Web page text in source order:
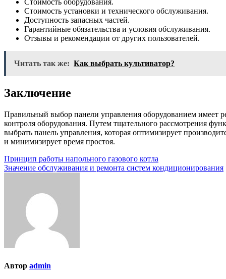
Стоимость оборудования.
Стоимость установки и технического обслуживания.
Доступность запасных частей.
Гарантийные обязательства и условия обслуживания.
Отзывы и рекомендации от других пользователей.
Читать так же: Как выбрать культиватор?
Заключение
Правильный выбор панели управления оборудованием имеет
контроля оборудования. Путем тщательного рассмотрения
выбрать панель управления, которая оптимизирует
и минимизирует время простоя.
Навигация
по
Принцип работы напольного газового котла
Значение обслуживания и ремонта систем кондиционирования
Автор admin